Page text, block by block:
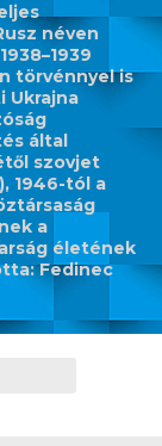
néven
törvénnyel is
Ukrajna
által
szovjet
1946-tól a
a
életének
Fedinec